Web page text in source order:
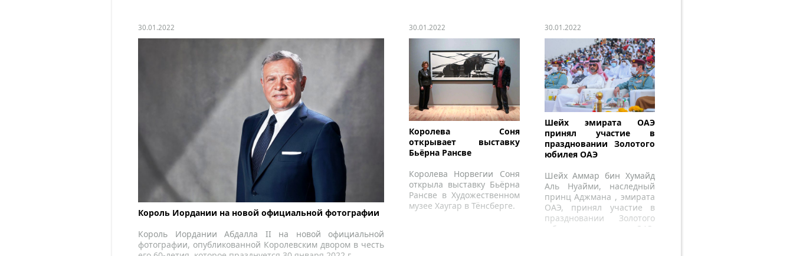
30.01.2022
Король Иордании на новой официальной фотографии
Король Иордании Абдалла II на новой официальной
фотографии, опубликованной Королевским двором в честь
30.01.2022
Королева Соня
открывает выставку
Бьёрна Рансве
Королева Норвегии Соня
открыла выставку Бьёрна
Рансве в Художественном
музее Хаугар в Тёнсберге.
30.01.2022
Шейх эмирата ОАЭ
принял участие в
праздновании Золотого
юбилея ОАЭ
Шейх Аммар бин Хумайд
Аль Нуайми, наследный
принц Аджмана , эмирата
ОАЭ, принял участие в
праздновании Золотого
юбилея ОАЭ,